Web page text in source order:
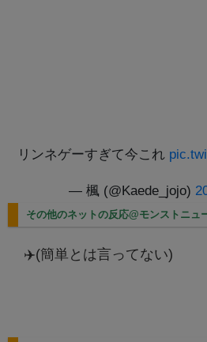
リンネゲーすぎて今これ
— 楓 (@Kaede_jojo)
その他のネットの反応@モンストニュ
✈️(簡単とは言ってない)